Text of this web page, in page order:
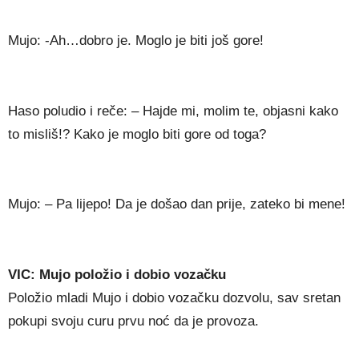
Mujo: -Ah…dobro je. Moglo je biti još gore!
Haso poludio i reče: – Hajde mi, molim te, objasni kako
to misliš!? Kako je moglo biti gore od toga?
Mujo: – Pa lijepo! Da je došao dan prije, zateko bi mene!
VIC: Mujo položio i dobio vozačku
Položio mladi Mujo i dobio vozačku dozvolu, sav sretan
pokupi svoju curu prvu noć da je provoza.